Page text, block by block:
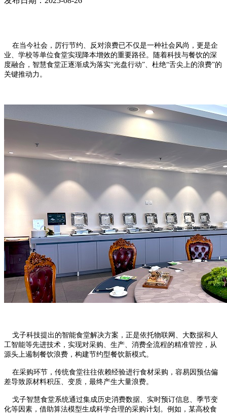
在当今社会，厉行节约、反对浪费已不仅是一种社会风尚，更是企
业、学校等单位食堂实现降本增效的重要路径。随着科技与餐饮的深
度融合，智慧食堂正逐渐成为落实“光盘行动”、杜绝“舌尖上的浪费”的
关键推动力。
戈子科技提出的智能食堂解决方案，正是依托物联网、大数据和人
工智能等先进技术，实现对采购、生产、消费全流程的精准管控，从
源头上遏制餐饮浪费，构建节约型餐饮新模式。
在采购环节，传统食堂往往依赖经验进行食材采购，容易因预估偏
差导致原材料积压、变质，最终产生大量浪费。
戈子智慧食堂系统通过集成历史消费数据、实时预订信息、季节变
化等因素，借助算法模型生成科学合理的采购计划。例如，某高校食